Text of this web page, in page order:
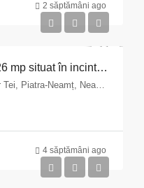
2 săptămâni ago
Spațiu cu suprafața de 28,26 mp situat în incinta imobilului din Municipiul Piatra Neamț, str. 1 Decembrie 1918 nr.9, bloc A14, parter județul Neamț
Strada 1 Decembrie 1918, Cartier Tei, Piatra-Neamț, Neamț, 610244, România
4 săptămâni ago